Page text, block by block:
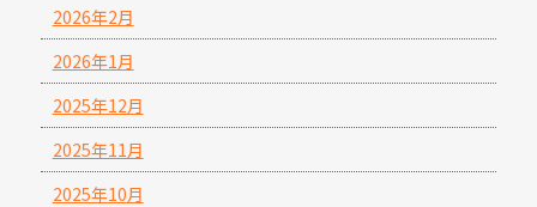
2026年2月
2026年1月
2025年12月
2025年11月
2025年10月